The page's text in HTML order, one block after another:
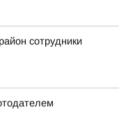
сотрудники